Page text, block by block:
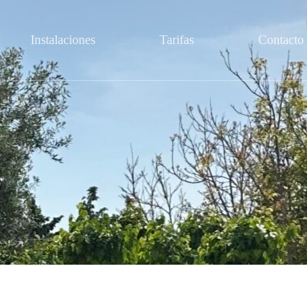
Instalaciones Tarifas Contacto